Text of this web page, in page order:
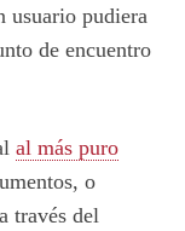
usuario pudiera
de encuentro
al más puro
o
través del